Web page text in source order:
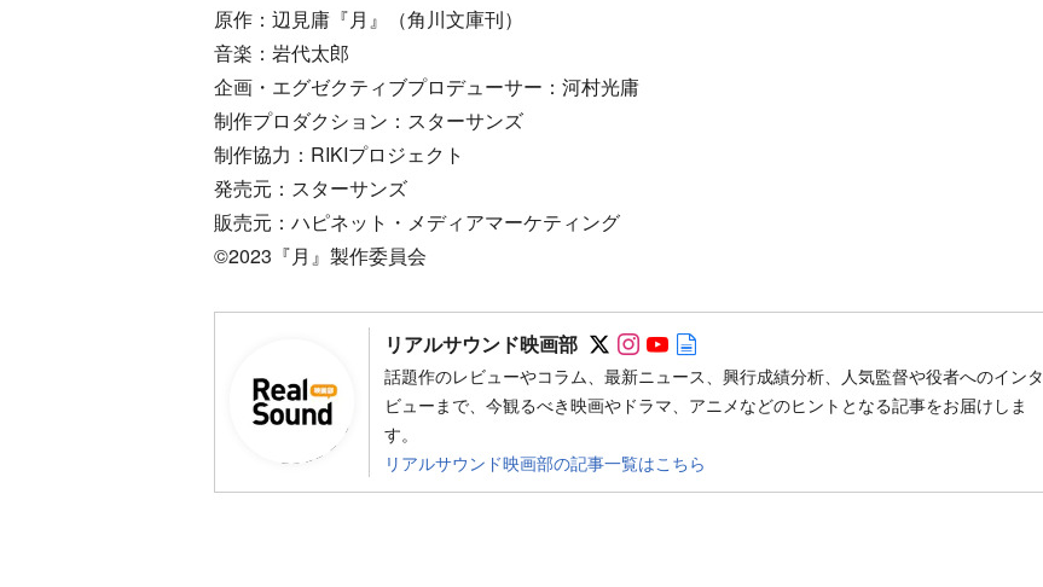
原作：辺見庸『月』（角川文庫刊）
音楽：岩代太郎
企画・エグゼクティブプロデューサー：河村光庸
制作プロダクション：スターサンズ
制作協力：RIKIプロジェクト
発売元：スターサンズ
販売元：ハピネット・メディアマーケティング
©2023『月』製作委員会
リアルサウンド映画部 Follow on SNS
Follow on SNS
Follow on SNS
話題作のレビューやコラム、最新ニュース、興行成績分析、人気監督や役者へのインタ
ビューまで、今観るべき映画やドラマ、アニメなどのヒントとなる記事をお届けしま
す。
リアルサウンド映画部の記事一覧はこちら